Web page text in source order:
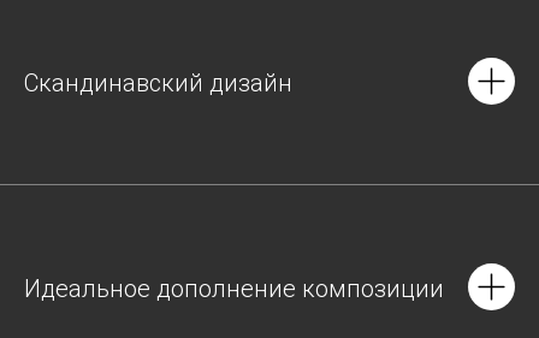
Скандинавский дизайн
Идеальное дополнение композиции